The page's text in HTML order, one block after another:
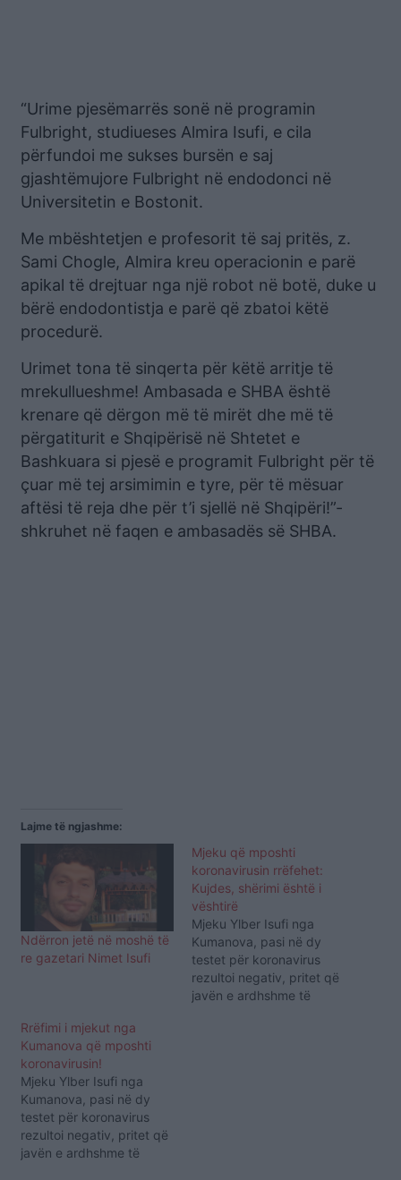
“Urime pjesëmarrës sonë në programin
Fulbright, studiueses Almira Isufi, e cila
përfundoi me sukses bursën e saj
gjashtëmujore Fulbright në endodonci në
Universitetin e Bostonit.
Me mbështetjen e profesorit të saj pritës, z.
Sami Chogle, Almira kreu operacionin e parë
apikal të drejtuar nga një robot në botë, duke u
bërë endodontistja e parë që zbatoi këtë
procedurë.
Urimet tona të sinqerta për këtë arritje të
mrekullueshme! Ambasada e SHBA është
krenare që dërgon më të mirët dhe më të
përgatiturit e Shqipërisë në Shtetet e
Bashkuara si pjesë e programit Fulbright për të
çuar më tej arsimimin e tyre, për të mësuar
aftësi të reja dhe për t’i sjellë në Shqipëri!”-
shkruhet në faqen e ambasadës së SHBA.
Lajme të ngjashme:
Ndërron jetë në moshë të
re gazetari Nimet Isufi
Mjeku që mposhti
koronavirusin rrëfehet:
Kujdes, shërimi është i
vështirë
Mjeku Ylber Isufi nga
Kumanova, pasi në dy
testet për koronavirus
rezultoi negativ, pritet që
javën e ardhshme të
Rrëfimi i mjekut nga
Kumanova që mposhti
koronavirusin!
Mjeku Ylber Isufi nga
Kumanova, pasi në dy
testet për koronavirus
rezultoi negativ, pritet që
javën e ardhshme të